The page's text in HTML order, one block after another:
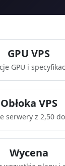
GPU VPS
GPU i
Obłoka VPS
serwery z 2,50
Wycena